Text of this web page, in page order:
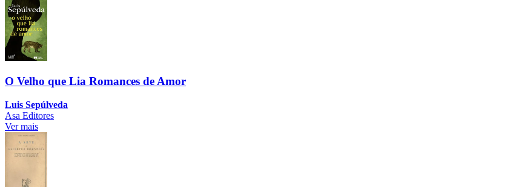
O Velho que Lia Romances de Amor
Luis Sepúlveda
Asa Editores
Ver mais